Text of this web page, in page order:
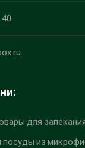
для
посуды из